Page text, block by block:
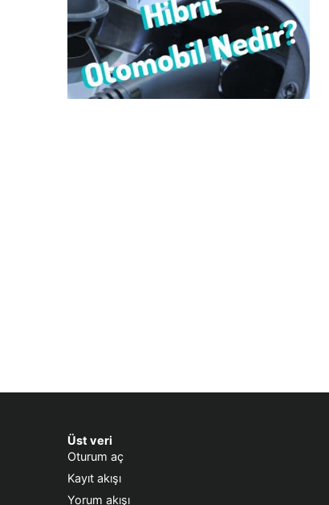
Üst veri
Oturum aç
Kayıt akışı
Yorum akışı